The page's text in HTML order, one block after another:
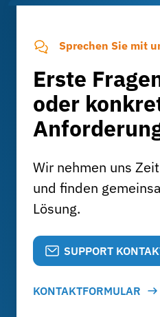
Sprechen Sie mit
Erste
oder
Wir nehmen uns
und finden
Lösung.
SUPPORT
KONTAKTFORMULAR